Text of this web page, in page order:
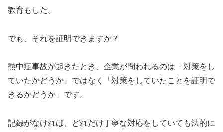
教育もした。
でも、それを証明できますか？
熱中症事故が起きたとき、企業が問われるのは「対策をし
ていたかどうか」ではなく「対策をしていたことを証明で
きるかどうか」です。
記録がなければ、どれだけ丁寧な対応をしていても法的に